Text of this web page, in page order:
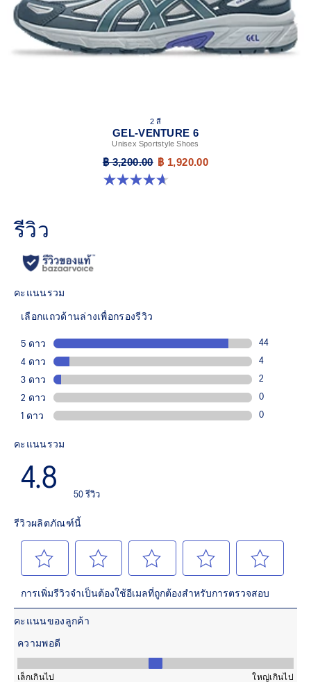
2 สี
GEL-VENTURE 6
Unisex Sportstyle Shoes
฿ 3,200.00 ฿ 1,920.00
4.7 จาก 5 ดาว 260 รีวิว